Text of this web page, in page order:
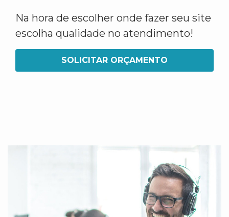
Na hora de escolher onde fazer seu site
escolha qualidade no atendimento!
SOLICITAR ORÇAMENTO